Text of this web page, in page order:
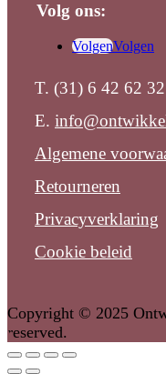
Volg ons:
VolgenVolgen
T. (31) 6 42 62
E.
Algemene
Retourneren
Privacyverklaring
Cookie beleid
Copyright © 2025
reserved.